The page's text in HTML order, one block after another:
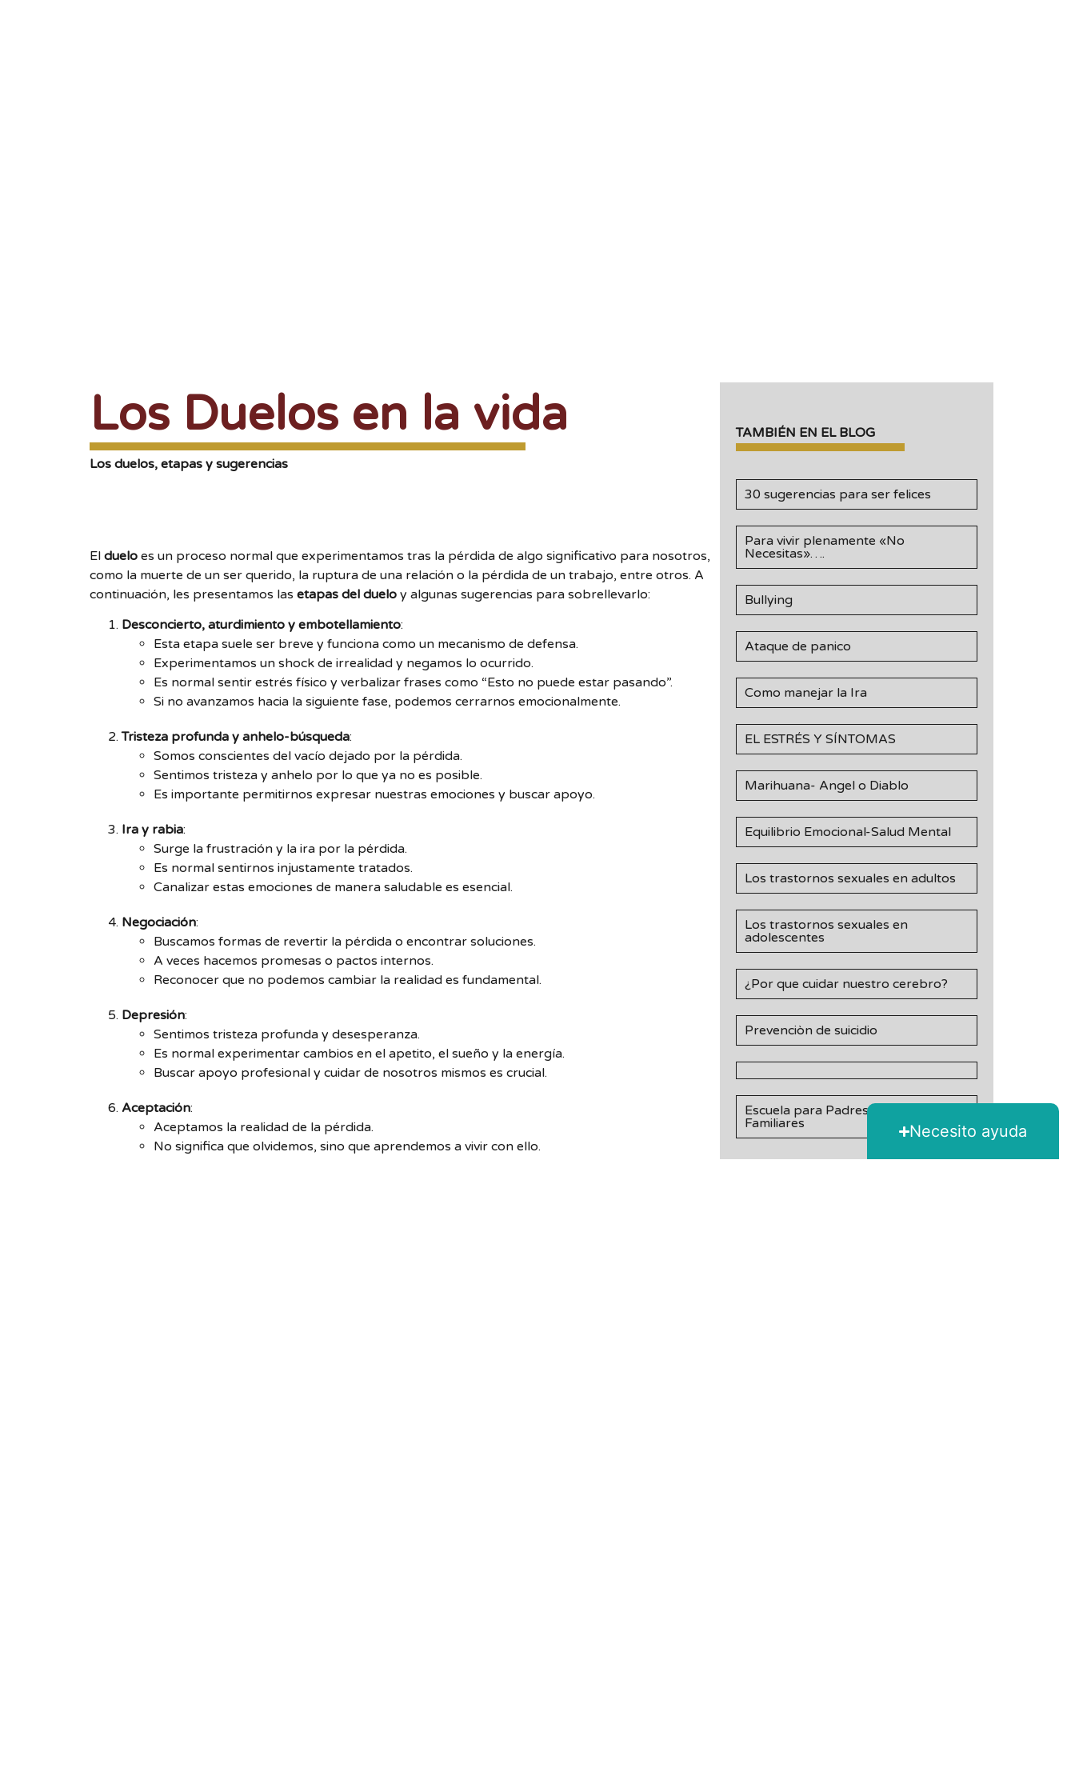
Los Duelos en la vida
Los duelos, etapas y sugerencias
El duelo es un proceso normal que experimentamos tras la pérdida de algo significativo para nosotros,
como la muerte de un ser querido, la ruptura de una relación o la pérdida de un trabajo, entre otros. A
continuación, les presentamos las etapas del duelo y algunas sugerencias para sobrellevarlo:
Desconcierto, aturdimiento y embotellamiento:
Esta etapa suele ser breve y funciona como un mecanismo de defensa.
Experimentamos un shock de irrealidad y negamos lo ocurrido.
Es normal sentir estrés físico y verbalizar frases como “Esto no puede estar pasando”.
Si no avanzamos hacia la siguiente fase, podemos cerrarnos emocionalmente.
Tristeza profunda y anhelo-búsqueda:
Somos conscientes del vacío dejado por la pérdida.
Sentimos tristeza y anhelo por lo que ya no es posible.
Es importante permitirnos expresar nuestras emociones y buscar apoyo.
Ira y rabia:
Surge la frustración y la ira por la pérdida.
Es normal sentirnos injustamente tratados.
Canalizar estas emociones de manera saludable es esencial.
Negociación:
Buscamos formas de revertir la pérdida o encontrar soluciones.
A veces hacemos promesas o pactos internos.
Reconocer que no podemos cambiar la realidad es fundamental.
Depresión:
Sentimos tristeza profunda y desesperanza.
Es normal experimentar cambios en el apetito, el sueño y la energía.
Buscar apoyo profesional y cuidar de nosotros mismos es crucial.
Aceptación:
Aceptamos la realidad de la pérdida.
No significa que olvidemos, sino que aprendemos a vivir con ello.
TAMBIÉN EN EL BLOG
30 sugerencias para ser felices
Para vivir plenamente «No
Necesitas»….
Bullying
Ataque de panico
Como manejar la Ira
EL ESTRÉS Y SÍNTOMAS
Marihuana- Angel o Diablo
Equilibrio Emocional-Salud Mental
Los trastornos sexuales en adultos
Los trastornos sexuales en
adolescentes
¿Por que cuidar nuestro cerebro?
Prevenciòn de suicidio
Escuela para Padres, Tutores y
Familiares
Necesito ayuda